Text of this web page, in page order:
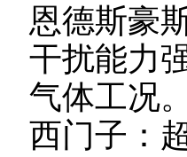
恩德斯豪
干扰能力
气体工况
西门子：